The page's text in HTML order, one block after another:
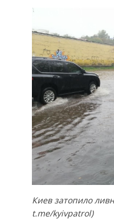
Киев затопило
t.me/kyivpatrol)